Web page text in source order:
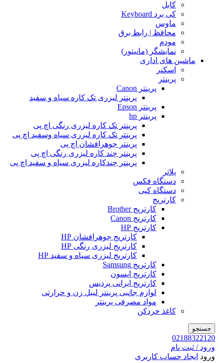
کابل
کی برد Keyboard
ماوس
محافظ | رابط برق
مودم
نمایشگر (مانیتور)
ماشین های اداری
اسکنر
پرینتر
پرینتر Canon
پرینتر لیزری تک کاره سیاه و سفید
پرینتر Epson
پرینتر hp
پرینتر تک کاره لیزری رنگی اچ پی
پرینتر تک کاره لیزری سیاه وسفید اچ پی
پرینتر جوهرافشان اچ پی
پرینتر چند کاره لیزری رنگی اچ پی
پرینتر چندکاره لیزری سیاه و سفید اچ پی
پلاتر
دستگاه فکس
دستگاه کپی
کارتریج
کارتریج Brother
کارتریج Canon
کارتریج HP
کارتریج جوهرافشان HP
کارتریج لیزری رنگی HP
کارتریج لیزری سیاه و سفید HP
کارتریج Samsung
کارتریج اپسون
کارتریج ایرانی پردیس
لوازم جانبی پرینتر لیبل زن و حرارتی
مواد مصرفی پرینتر
کاغذ خردکن
جستجو
02188322120
ورود / ثبت نام
ورود ایجاد حساب کاربری